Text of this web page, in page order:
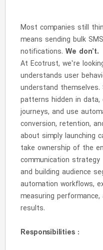
Most companies still
means sending bulk
notifications. We don’t.
At Ecotrust, we’re
understands user
understand themselves.
patterns hidden in
journeys, and use
conversion, retention,
about simply launching
take ownership of the
communication
and building audience
automation workflows,
measuring
results.
Responsibilities :